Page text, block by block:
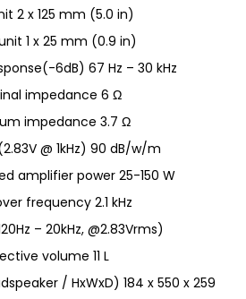
2 x 125 mm (5.0 in)
1 x 25 mm (0.9 in)
6dB) 67 Hz – 30 kHz
impedance 6 Ω
impedance 3.7 Ω
@ 1kHz) 90 dB/w/m
amplifier power 25-150 W
frequency 2.1 kHz
– 20kHz, @2.83Vrms)
volume 11 L
/ HxWxD) 184 x 550 x 259